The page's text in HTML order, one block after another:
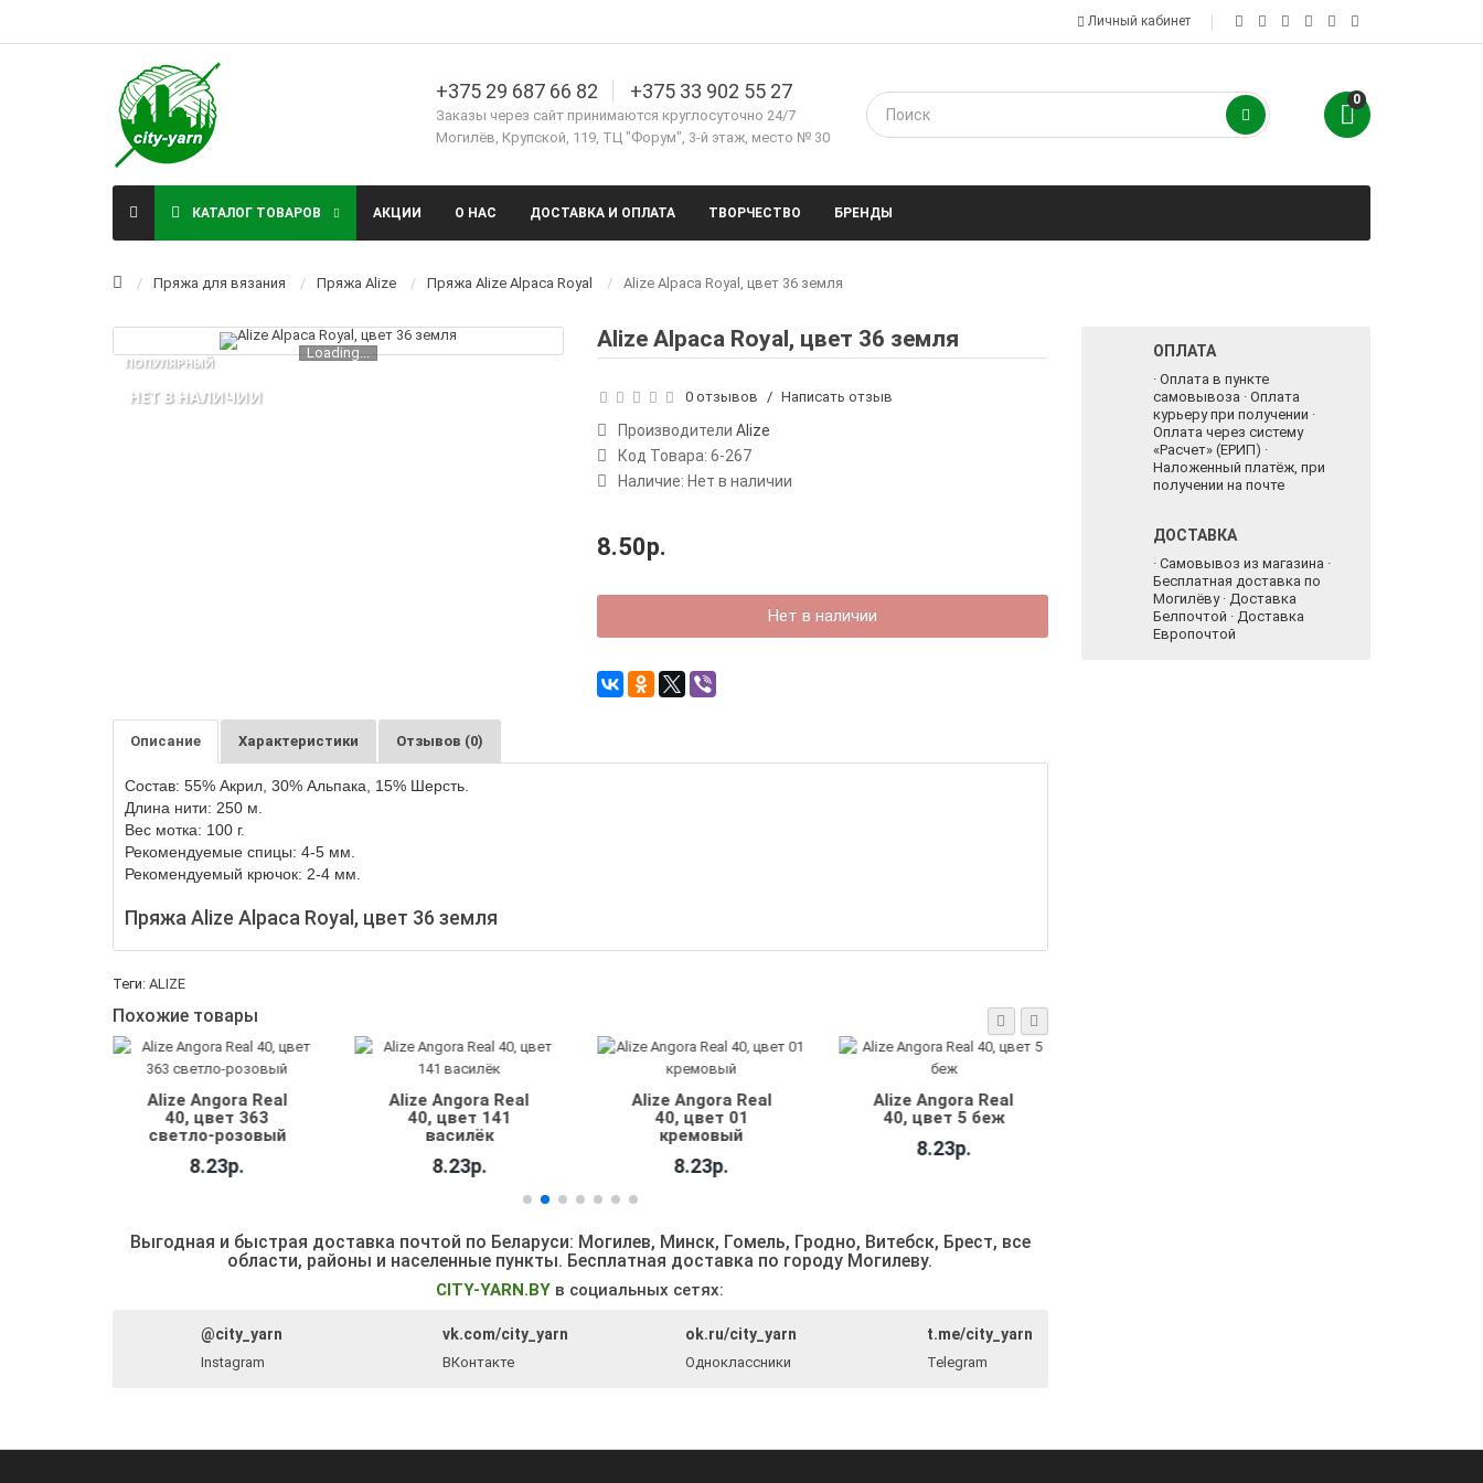
Личный кабинет
+375 29 687 66 82 +375 33 902 55 27
Заказы через сайт принимаются круглосуточно 24/7
Могилёв, Крупской, 119, ТЦ "Форум", 3-й этаж, место № 30
0
КАТАЛОГ ТОВАРОВ АКЦИИ О НАС ДОСТАВКА И ОПЛАТА ТВОРЧЕСТВО БРЕНДЫ
Пряжа для вязания Пряжа Alize Пряжа Alize Alpaca Royal Alize Alpaca Royal, цвет 36 земля
ПОПУЛЯРНЫЙ
НЕТ В НАЛИЧИИ
Loading...
Alize Alpaca Royal, цвет 36 земля
0 отзывов / Написать отзыв
Производители Alize
Код Товара: 6-267
Наличие: Нет в наличии
8.50р.
Нет в наличии
Описание Характеристики Отзывов (0)
Состав: 55% Акрил, 30% Альпака, 15% Шерсть.
Длина нити: 250 м.
Вес мотка: 100 г.
Рекомендуемые спицы: 4-5 мм.
Рекомендуемый крючок: 2-4 мм.
Пряжа Alize Alpaca Royal, цвет 36 земля
Теги: ALIZE
Похожие товары
Alize Angora Real
40, цвет 141
василёк
8.23р.
Alize Angora Real
40, цвет 01
кремовый
8.23р.
Alize Angora Real
40, цвет 5 беж
8.23р.
Alize Angora Real
40, цвет 182
меланж
Выгодная и быстрая доставка почтой по Беларуси: Могилев, Минск, Гомель, Гродно, Витебск, Брест,
области, районы и населенные пункты
ОПЛАТА
· Оплата в пункте
самовывоза · Оплата
курьеру при получении ·
Оплата через систему
«Расчет» (ЕРИП) ·
Наложенный платёж, при
получении на почте
ДОСТАВКА
· Самовывоз из магазина ·
Бесплатная доставка по
Могилёву · Доставка
Белпочтой · Доставка
Европочтой